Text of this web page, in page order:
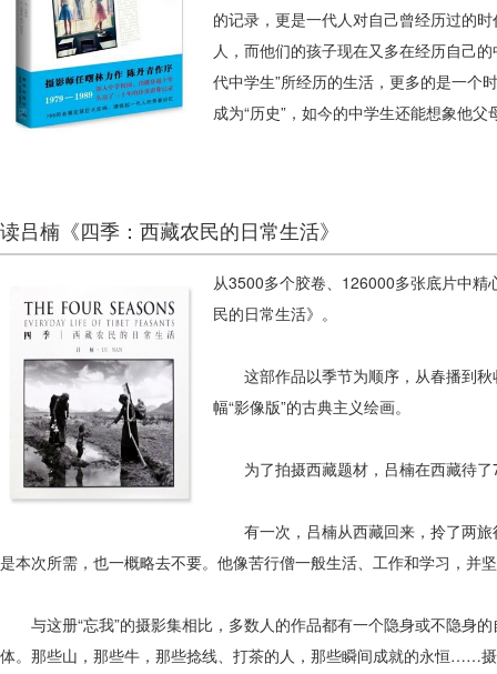
的记录，更是一代人对自己曾经历过的
人，而他们的孩子现在又多在经历自己
代中学生”所经历的生活，更多的是一个
成为“历史”，如今的中学生还能想象他
读吕楠《四季：西藏农民的日常生活》
从3500多个胶卷、126000多张底片中
民的日常生活》。
这部作品以季节为顺序，从春播到秋
幅“影像版”的古典主义绘画。
为了拍摄西藏题材，吕楠在西藏待了
有一次，吕楠从西藏回来，拎了两旅
是本次所需，也一概略去不要。他像苦行僧一般生活、工作和学习，并
与这册“忘我”的摄影集相比，多数人的作品都有一个隐身或不隐身
体。那些山，那些牛，那些捻线、打茶的人，那些瞬间成就的永恒……